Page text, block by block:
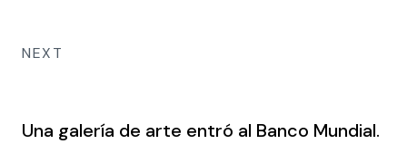
NEXT
Una galería de arte entró al Banco Mundial.